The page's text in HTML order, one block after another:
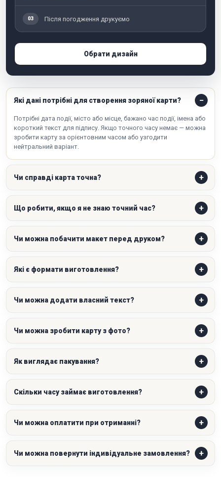
03 Після погодження друкуємо
Обрати дизайн
Які дані потрібні для створення зоряної карти?
Потрібні дата події, місто або місце, бажано час події, імена або
короткий текст для підпису. Якщо точного часу немає — можна
зробити карту за орієнтовним часом або узгодити
нейтральний варіант.
Чи справді карта точна?
Що робити, якщо я не знаю точний час?
Чи можна побачити макет перед друком?
Які є формати виготовлення?
Чи можна додати власний текст?
Чи можна зробити карту з фото?
Як виглядає пакування?
Скільки часу займає виготовлення?
Чи можна оплатити при отриманні?
Чи можна повернути індивідуальне замовлення?